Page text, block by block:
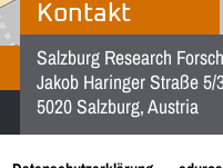
Kontakt
Salzburg Research
Jakob Haringer Straße 5/
5020 Salzburg, Austria